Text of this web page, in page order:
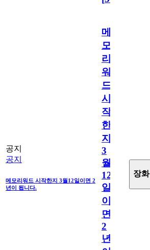
공지
공지
메모리워드 시작한지 3월12일이면 2
년이 됩니다.
메
모
리
워
드
시
작
한
지
3
월
12
일
이
면
2
년
장화